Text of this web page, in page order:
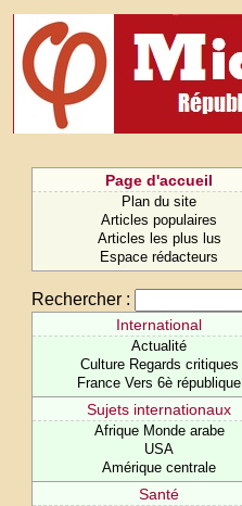
Page d'accueil
Plan du site
Articles populaires
Articles les plus lus
Espace rédacteurs
Rechercher :
International
Actualité
Culture Regards critiques
France Vers 6è république
Sujets internationaux
Afrique Monde arabe
USA
Amérique centrale
Santé